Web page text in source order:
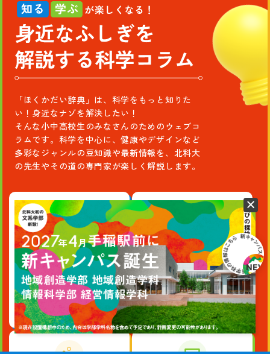
い
辞
典
っ
て？
知
る・
学
ぶ
が
楽
し
く
な
る！
身
近
な
ふ
し
ぎ
を
解
説
す
る
科
「ほくかだい辞典」は、科学をもっと知りた
い！身近なナゾを解決したい！
そんな小中高校生のみなさんのためのウェブコ
ラムです。科学を中心に、健康やデザインなど
多彩なジャンルの豆知識や最新情報を、北科大
の先生やその道の専門家が楽しく解説します。
科学
世界は楽しい科学であふ
れている。楽しい科学の
コラムを北科大の先生が
監修します。
健康
みなさんの健康に関する
コラムを北科大の先生が
監修します。